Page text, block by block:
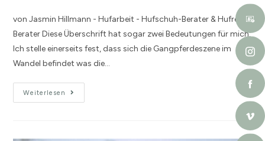
von Jasmin Hillmann - Hufarbeit - Hufschuh-Berater & Hufrehe-
Berater Diese Überschrift hat sogar zwei Bedeutungen für mich.
Ich stelle einerseits fest, dass sich die Gangpferdeszene im
Wandel befindet was die…
Weiterlesen